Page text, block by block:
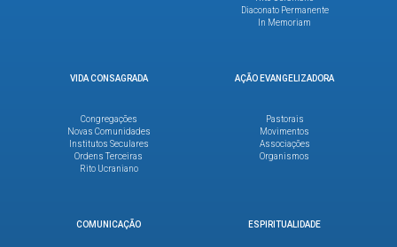
Diaconato Permanente
In Memoriam
VIDA CONSAGRADA
Congregações
Novas Comunidades
Institutos Seculares
Ordens Terceiras
Rito Ucraniano
AÇÃO EVANGELIZADORA
Pastorais
Movimentos
Associações
Organismos
COMUNICAÇÃO ESPIRITUALIDADE